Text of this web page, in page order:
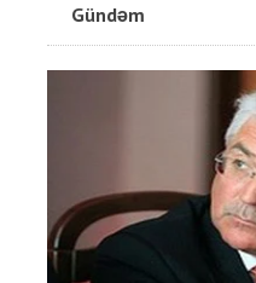
Gündəm